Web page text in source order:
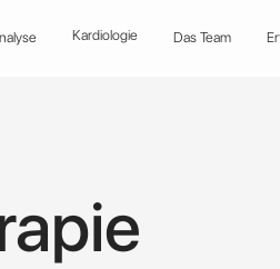
Kardiologie Das Team